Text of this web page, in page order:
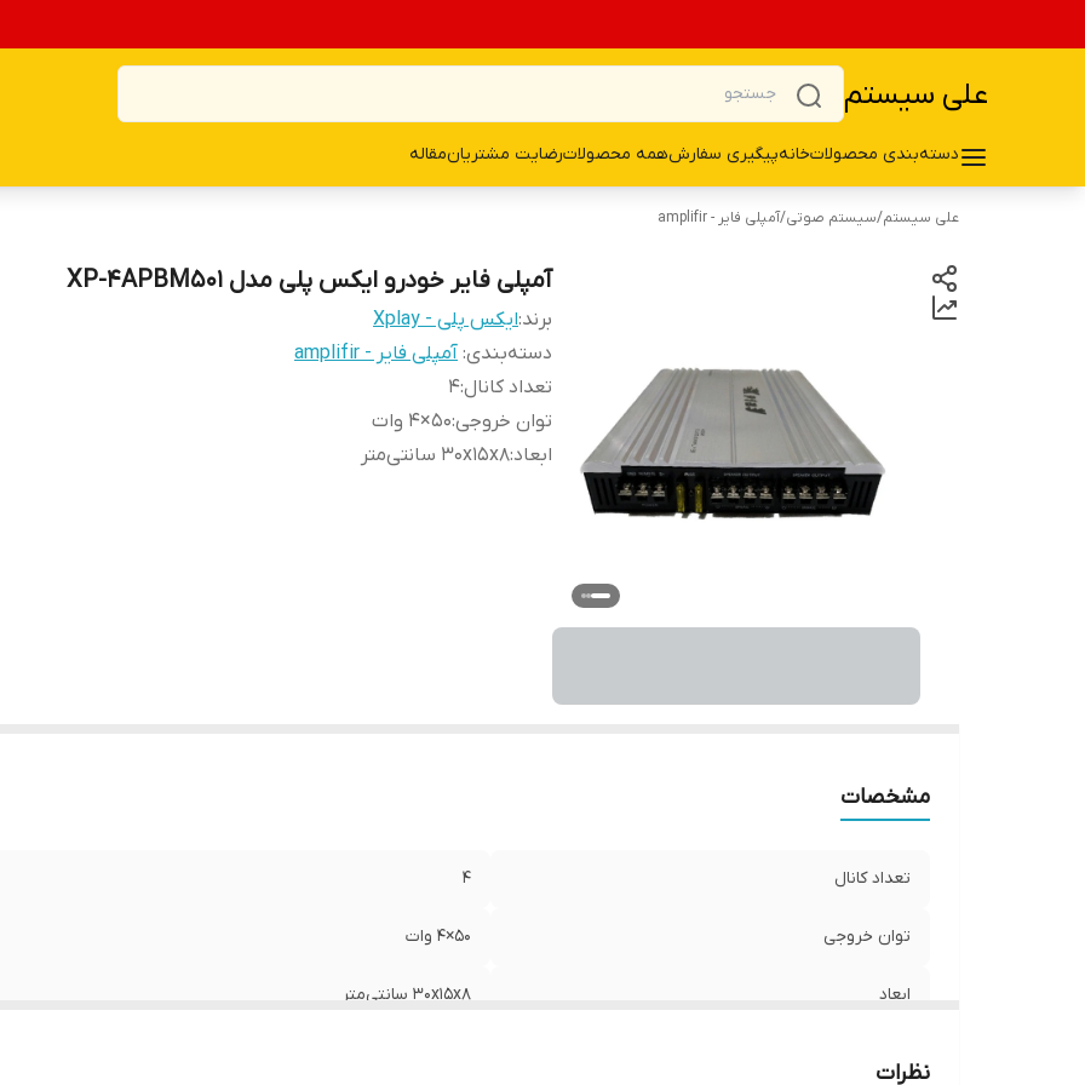
علی سیستم
دسته‌بندی محصولاتخانهپیگیری سفارشهمه محصولاترضایت مشتریانمقاله
علی سیستم/سیستم صوتی/آمپلی فایر - amplifir
آمپلی فایر خودرو ایکس پلی مدل XP-4APBM501
برند:ایکس پلی - Xplay
دسته‌بندی: آمپلی فایر - amplifir
تعداد کانال:
4
توان خروجی:50×4 وات
ابعاد:30x15x8 سانتی‌متر
مشخصات
تعداد کانال 4
توان خروجی 50×4 وات
ابعاد 30x15x8 سانتی‌متر
نظرات